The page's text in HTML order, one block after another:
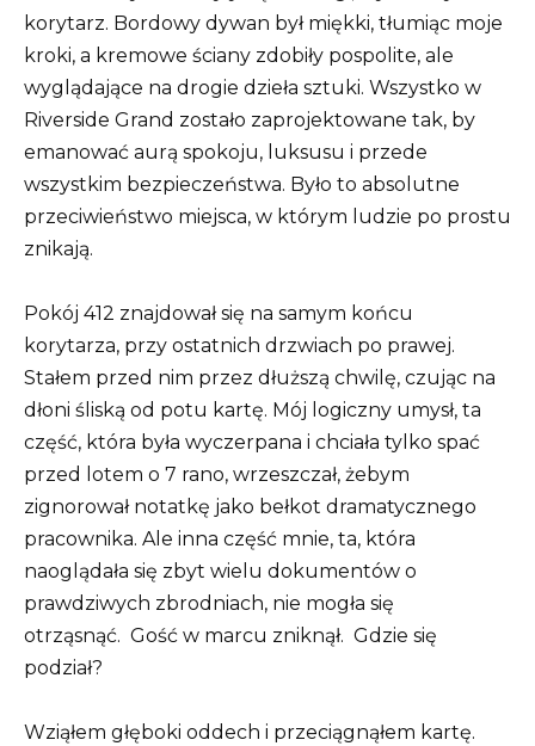
korytarz. Bordowy dywan był miękki, tłumiąc moje
kroki, a kremowe ściany zdobiły pospolite, ale
wyglądające na drogie dzieła sztuki. Wszystko w
Riverside Grand zostało zaprojektowane tak, by
emanować aurą spokoju, luksusu i przede
wszystkim bezpieczeństwa. Było to absolutne
przeciwieństwo miejsca, w którym ludzie po prostu
znikają.
Pokój 412 znajdował się na samym końcu
korytarza, przy ostatnich drzwiach po prawej.
Stałem przed nim przez dłuższą chwilę, czując na
dłoni śliską od potu kartę. Mój logiczny umysł, ta
część, która była wyczerpana i chciała tylko spać
przed lotem o 7 rano, wrzeszczał, żebym
zignorował notatkę jako bełkot dramatycznego
pracownika. Ale inna część mnie, ta, która
naoglądała się zbyt wielu dokumentów o
prawdziwych zbrodniach, nie mogła się
otrząsnąć. Gość w marcu zniknął. Gdzie się
podział?
Wziąłem głęboki oddech i przeciągnąłem kartę.